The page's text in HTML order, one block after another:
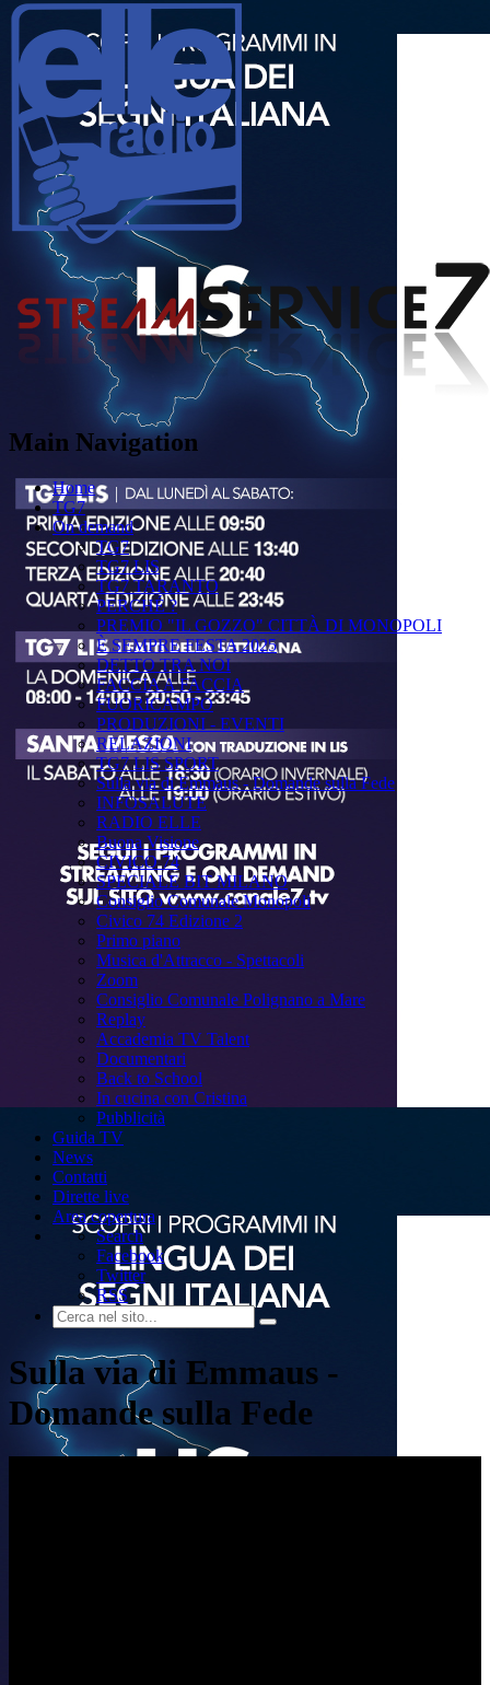
Main Navigation
Home
TG7
On demand
TG7
TG7 LIS
TG7 TARANTO
PERCHÉ ?
PREMIO "IL GOZZO" CITTÀ DI MONOPOLI
È SEMPRE FESTA 2025
DETTO TRA NOI
FACCIA A FACCIA
FUORICAMPO
PRODUZIONI - EVENTI
RELAZIONI
TG7 LIS SPORT
Sulla via di Emmaus - Domande sulla Fede
INFOSALUTE
RADIO ELLE
Buona Visione
CIVICO 74
SPECIALE BIT MILANO
Consiglio Comunale Monopoli
Civico 74 Edizione 2
Primo piano
Musica d'Attracco - Spettacoli
Zoom
Consiglio Comunale Polignano a Mare
Replay
Accademia TV Talent
Documentari
Back to School
In cucina con Cristina
Pubblicità
Guida TV
News
Contatti
Dirette live
Area copertura
Search
Facebook
Twitter
RSS
Sulla via di Emmaus -
Domande sulla Fede